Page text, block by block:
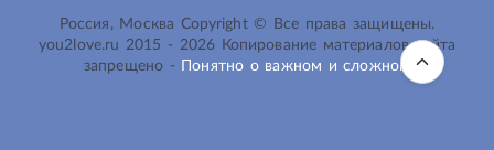
Россия, Москва Copyright © Все права защищены.
you2love.ru 2015 - 2026 Копирование материалов сайта
запрещено -
Понятно о важном и сложном